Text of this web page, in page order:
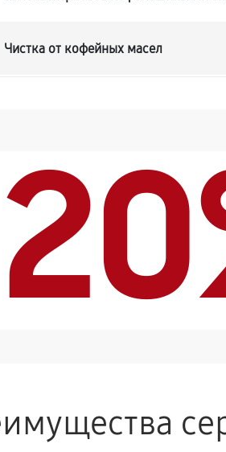
Чистка от кофейных масел
Ремонт гидросистемы кофемашины
Ремонт кофемолки кофемашины